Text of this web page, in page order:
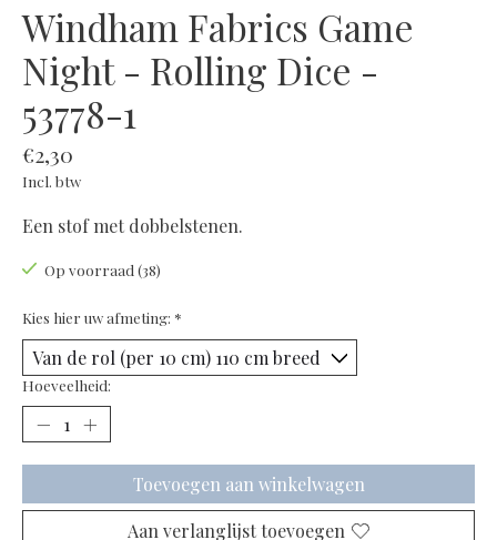
Windham Fabrics Game
Night - Rolling Dice -
53778-1
€2,30
Incl. btw
Een stof met dobbelstenen.
Op voorraad (38)
Kies hier uw afmeting: *
Hoeveelheid:
Toevoegen aan winkelwagen
Aan verlanglijst toevoegen